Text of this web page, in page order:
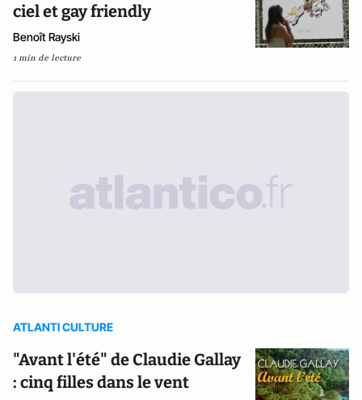
ciel et gay friendly
Benoît Rayski
1 min de lecture
ATLANTI CULTURE
"Avant l'été" de Claudie Gallay
: cinq filles dans le vent